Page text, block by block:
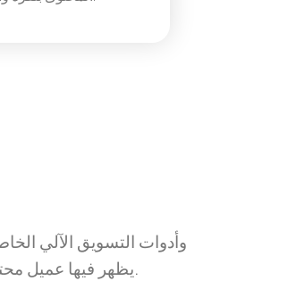
يظهر فيها عميل محتمل جديد في قائمتك. قم بجمع وإدارة البيانات المتعلقة بالمستخدمين في مكان واحد وتحسين خدمة العملاء لديك.